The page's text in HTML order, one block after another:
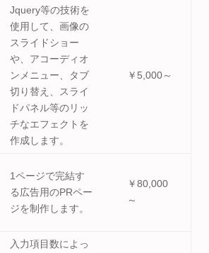
Jquery等の技術を
使用して、画像の
スライドショー
や、アコーディオ
ンメニュー、タブ
切り替え、スライ
ドパネル等のリッ
チなエフェクトを
作成します。
￥5,000～
1ページで完結す
る広告用のPRペー
ジを制作します。
￥80,000
～
入力項目数によっ